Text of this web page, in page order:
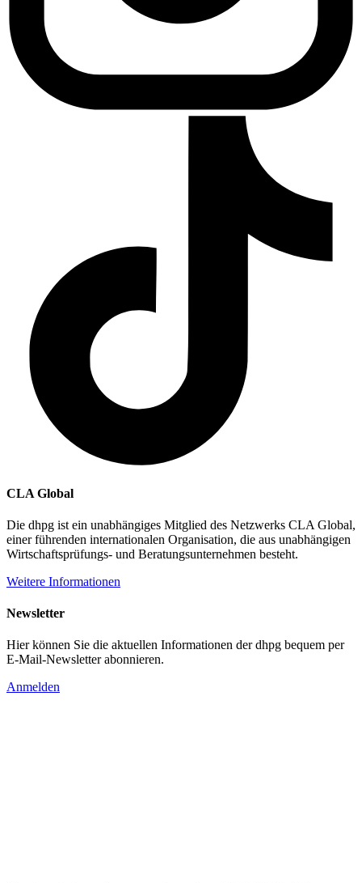
CLA Global
Die dhpg ist ein unabhängiges Mitglied des Netzwerks CLA Global,
einer führenden internationalen Organisation, die aus unabhängigen
Wirtschaftsprüfungs- und Beratungsunternehmen besteht.
Weitere Informationen
Newsletter
Hier können Sie die aktuellen Informationen der dhpg bequem per
E-Mail-Newsletter abonnieren.
Anmelden